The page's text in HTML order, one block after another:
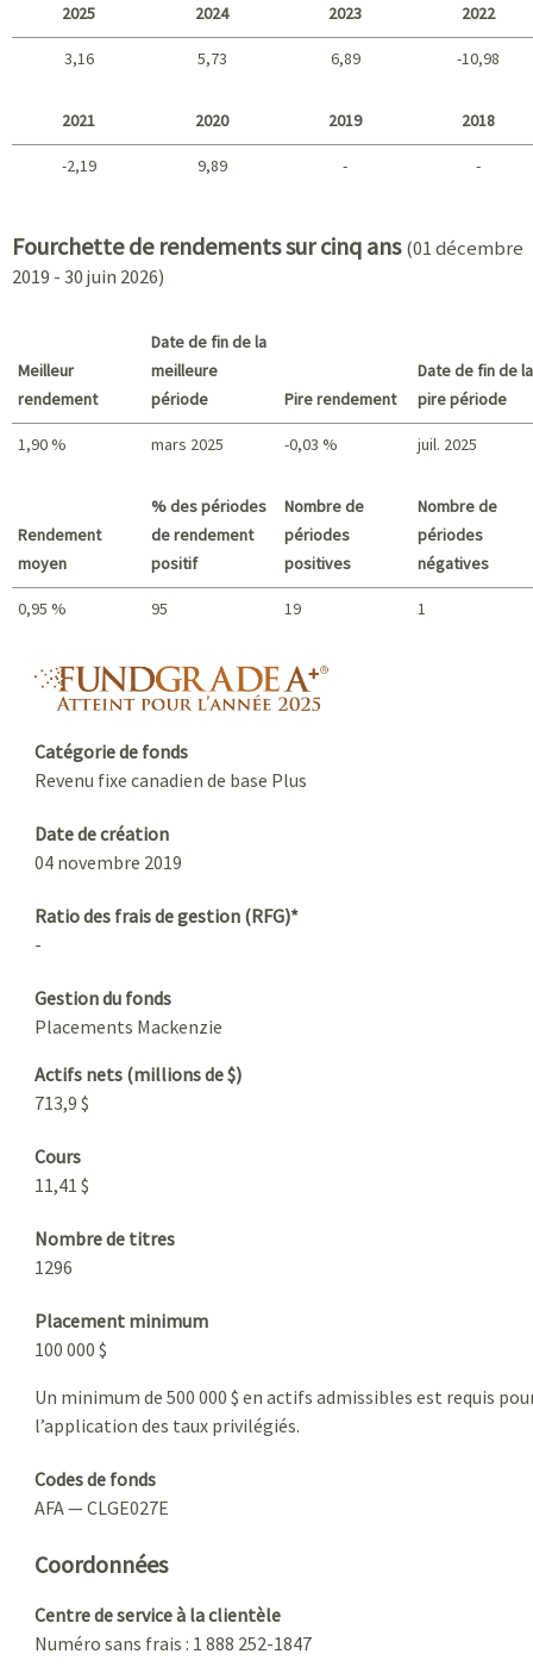
2025 2024 2023 2022
3,16 5,73 6,89 -10,98
2021 2020 2019 2018
-2,19 9,89 - -
Fourchette de rendements sur cinq ans (01 décembre
2019 - 30 juin 2026)
Meilleur
rendement
Date de fin de la
meilleure
période
Pire rendement
Date de fin de la
pire période
1,90 % mars 2025 -0,03 % juil. 2025
Rendement
moyen
% des périodes
de rendement
positif
Nombre de
périodes
positives
Nombre de
périodes
négatives
0,95 % 95 19 1
Catégorie de fonds
Revenu fixe canadien de base Plus
Date de création
04 novembre 2019
Ratio des frais de gestion (RFG)*
-
Gestion du fonds
Placements Mackenzie
Actifs nets (millions de $)
713,9 $
Cours
11,41 $
Nombre de titres
1296
Placement minimum
100 000 $
Un minimum de 500 000 $ en actifs admissibles est requis
l’application des taux privilégiés.
Codes de fonds
AFA — CLGE027E
Coordonnées
Centre de service à la clientèle
Numéro sans frais : 1 888 252-1847